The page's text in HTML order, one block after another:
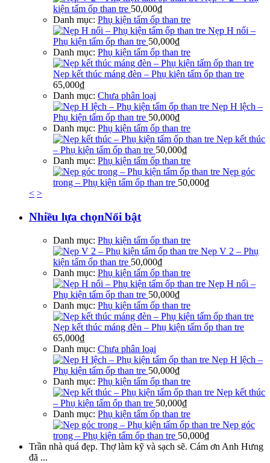
kiện tấm ốp than tre 50,000₫
Danh mục: Phụ kiện tấm ốp than tre
Nẹp H nối –
Phụ kiện tấm ốp than tre 50,000₫
Danh mục: Phụ kiện tấm ốp than tre
Nẹp kết thúc máng đèn – Phụ kiện tấm ốp than tre
65,000₫
Danh mục: Chưa phân loại
Nẹp H lệch –
Phụ kiện tấm ốp than tre 50,000₫
Danh mục: Phụ kiện tấm ốp than tre
Nẹp kết thúc
– Phụ kiện tấm ốp than tre 50,000₫
Danh mục: Phụ kiện tấm ốp than tre
Nẹp góc
trong – Phụ kiện tấm ốp than tre 50,000₫
< >
Nhiều lựa chọnNổi bật
Danh mục: Phụ kiện tấm ốp than tre
Nẹp V 2 – Phụ
kiện tấm ốp than tre 50,000₫
Danh mục: Phụ kiện tấm ốp than tre
Nẹp H nối –
Phụ kiện tấm ốp than tre 50,000₫
Danh mục: Phụ kiện tấm ốp than tre
Nẹp kết thúc máng đèn – Phụ kiện tấm ốp than tre
65,000₫
Danh mục: Chưa phân loại
Nẹp H lệch –
Phụ kiện tấm ốp than tre 50,000₫
Danh mục: Phụ kiện tấm ốp than tre
Nẹp kết thúc
– Phụ kiện tấm ốp than tre 50,000₫
Danh mục: Phụ kiện tấm ốp than tre
Nẹp góc
trong – Phụ kiện tấm ốp than tre 50,000₫
Trần nhà quá đẹp. Thợ làm kỹ và sạch sẽ. Cám ơn Anh Hưng
đã ...